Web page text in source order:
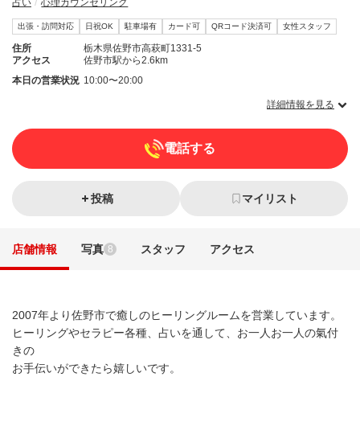
占い 心理カウンセリング
出張・訪問対応 日祝OK 駐車場有 カード可 QRコード決済可 女性スタッフ
住所
栃木県佐野市高萩町1331-5
アクセス
佐野市駅から2.6km
本日の営業状況 10:00〜20:00
詳細情報を見る
電話する
投稿 マイリスト
店舗情報 写真 8 スタッフ アクセス
2007年より佐野市で癒しのヒーリングルームを営業しています。
ヒーリングやセラピー各種、占いを通して、お一人お一人の氣付
きの
お手伝いができたら嬉しいです。